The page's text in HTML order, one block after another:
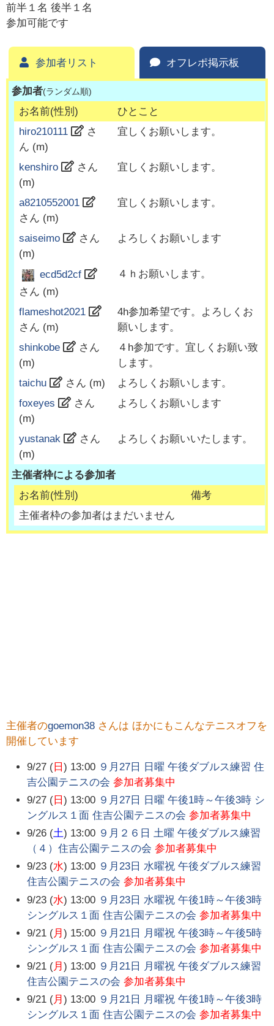
前半１名 後半１名
参加可能です
参加者リスト オフレポ掲示板
参加者(ランダム順)
お名前(性別)
ひとこと
hiro210111
さ
ん (m)
宜しくお願いします。
kenshiro
さん
(m)
宜しくお願いします。
a8210552001
さん (m)
宜しくお願いします。
saiseimo
さん
(m)
よろしくお願いします
ecd5d2cf
さん (m)
４ｈお願いします。
flameshot2021
さん (m)
4h参加希望です。よろしくお
願いします。
shinkobe
さん
(m)
４h参加です。宜しくお願い致
します。
taichu
さん (m)
よろしくお願いします。
foxeyes
さん
(m)
よろしくお願いします
yustanak
さん
(m)
よろしくお願いいたします。
主催者枠による参加者
お名前(性別)
備考
主催者枠の参加者はまだいません
主催者のgoemon38 さんは ほかにもこんなテニスオフを
開催しています
9/27 ( 日) 13:00 ９月27日 日曜 午後ダブルス練習 住
吉公園テニスの会 参加者募集中
9/27 ( 日) 13:00 ９月27日 日曜 午後1時～午後3時 シ
ングルス１面 住吉公園テニスの会 参加者募集中
9/26 (土) 13:00 ９月２６日 土曜 午後ダブルス練習
（４）住吉公園テニスの会 参加者募集中
9/23 (水) 13:00 ９月23日 水曜祝 午後ダブルス練習
住吉公園テニスの会 参加者募集中
9/23 (水) 13:00 ９月23日 水曜祝 午後1時～午後3時
シングルス１面 住吉公園テニスの会 参加者募集中
9/21 (月) 15:00 ９月21日 月曜祝 午後3時～午後5時
シングルス１面 住吉公園テニスの会 参加者募集中
9/21 (月) 13:00 ９月21日 月曜祝 午後ダブルス練習
住吉公園テニスの会 参加者募集中
9/21 (月) 13:00 ９月21日 月曜祝 午後1時～午後3時
シングルス１面 住吉公園テニスの会 参加者募集中